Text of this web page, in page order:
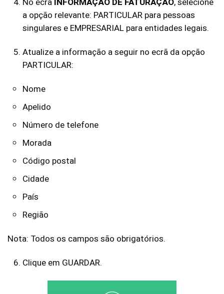
a opção relevante: PARTICULAR para pessoas
singulares e EMPRESARIAL para entidades legais.
Atualize a informação a seguir no ecrã da opção
PARTICULAR:
Nome
Apelido
Número de telefone
Morada
Código postal
Cidade
País
Região
Nota: Todos os campos são obrigatórios.
Clique em GUARDAR.